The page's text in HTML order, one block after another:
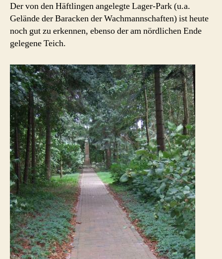
Der von den Häftlingen angelegte Lager-Park (u.a.
Gelände der Baracken der Wachmannschaften) ist heute
noch gut zu erkennen, ebenso der am nördlichen Ende
gelegene Teich.